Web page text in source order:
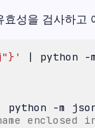
효성을 검사하고
| python -m
python -m